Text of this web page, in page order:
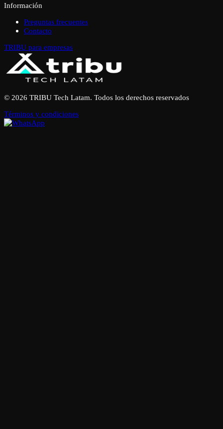
Información
Preguntas frecuentes
Contacto
TRIBU para empresas
© 2026 TRIBU Tech Latam. Todos los derechos reservados
Términos y condiciones